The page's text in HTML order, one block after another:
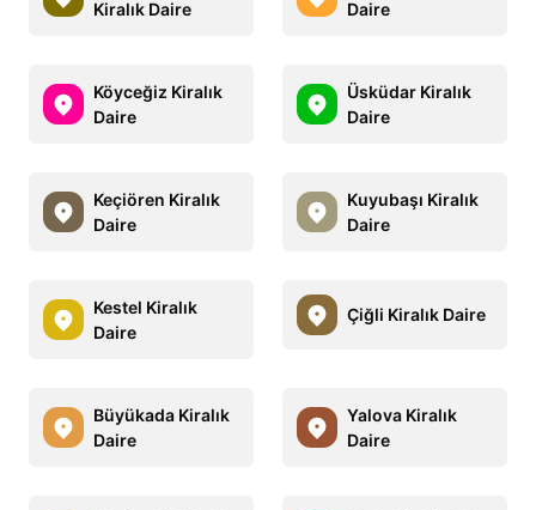
Kiralık Daire Daire
Köyceğiz Kiralık
Daire
Üsküdar Kiralık
Daire
Keçiören Kiralık
Daire
Kuyubaşı Kiralık
Daire
Kestel Kiralık
Daire
Çiğli Kiralık Daire
Büyükada Kiralık
Daire
Yalova Kiralık
Daire